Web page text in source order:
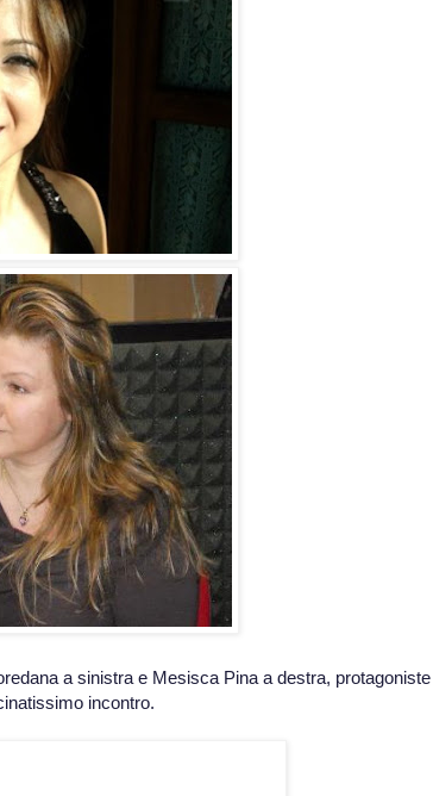
a sinistra e Mesisca Pina a destra, protagoniste
incontro.